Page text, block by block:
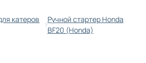
катеров
Ручной стартер Honda
BF20 (Honda)